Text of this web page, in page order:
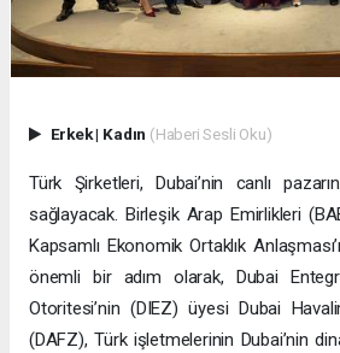
Erkek| Kadın (Haberi Sesli Oku)
Türk Şirketleri, Dubai’nin canlı
sağlayacak. Birleşik Arap Emirlikleri
Kapsamlı Ekonomik Ortaklık
önemli bir adım olarak, Dubai
Otoritesi’nin (DIEZ) üyesi Dubai
(DAFZ), Türk işletmelerinin Dubai’nin